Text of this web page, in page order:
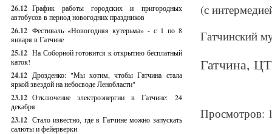
26.12 График работы городских и пригородных
автобусов в период новогодних праздников
26.12 Фестиваль «Новогодняя кутерьма» - с 1 по 8
января в Гатчине
25.12 На Соборной готовится к открытию бесплатный
каток!
24.12 Дрозденко: "Мы хотим, чтобы Гатчина стала
яркой звездой на небосводе Ленобласти"
23.12 Отключение электроэнергии в Гатчине: 24
декабря
23.12 Стало известно, где в Гатчине можно запускать
салюты и фейерверки
(с
Гатчинский
Гатчина,
Просмотров: